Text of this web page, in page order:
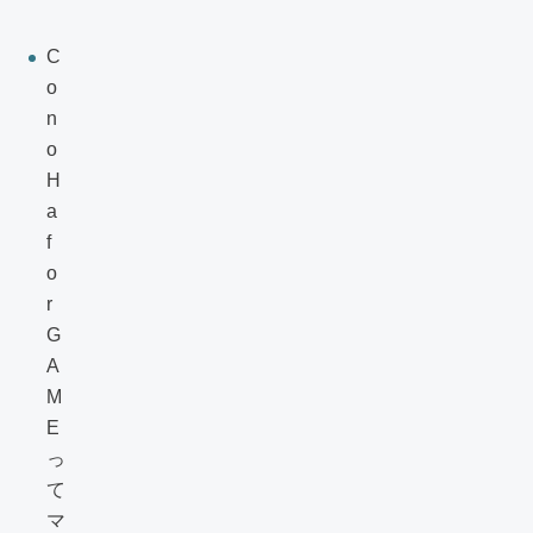
C
o
n
o
H
a
f
o
r
G
A
M
E
っ
て
マ